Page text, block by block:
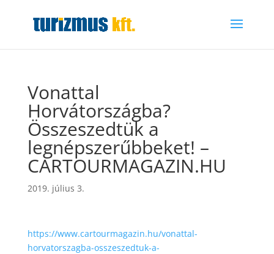
Vonattal
Horvátországba?
Összeszedtük a
legnépszerűbbeket! –
CARTOURMAGAZIN.HU
2019. július 3.
https://www.cartourmagazin.hu/vonattal-
horvatorszagba-osszeszedtuk-a-